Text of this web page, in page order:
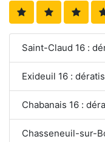
Saint-Claud 16 :
Exideuil 16 :
Chabanais 16 :
Chasseneuil-sur-